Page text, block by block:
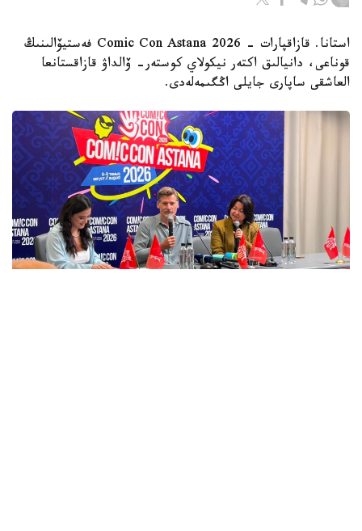
استانا. قازاقپارات - Comic Con Astana 2026 فەستيۆالىنىڭ
قوناعى، دانيالىق اكتەر نيكولاي كوستەر- ۆالداۋ قازاقستانعا
العاشقى ساپارى جايلى اڭگىمەلەدى.